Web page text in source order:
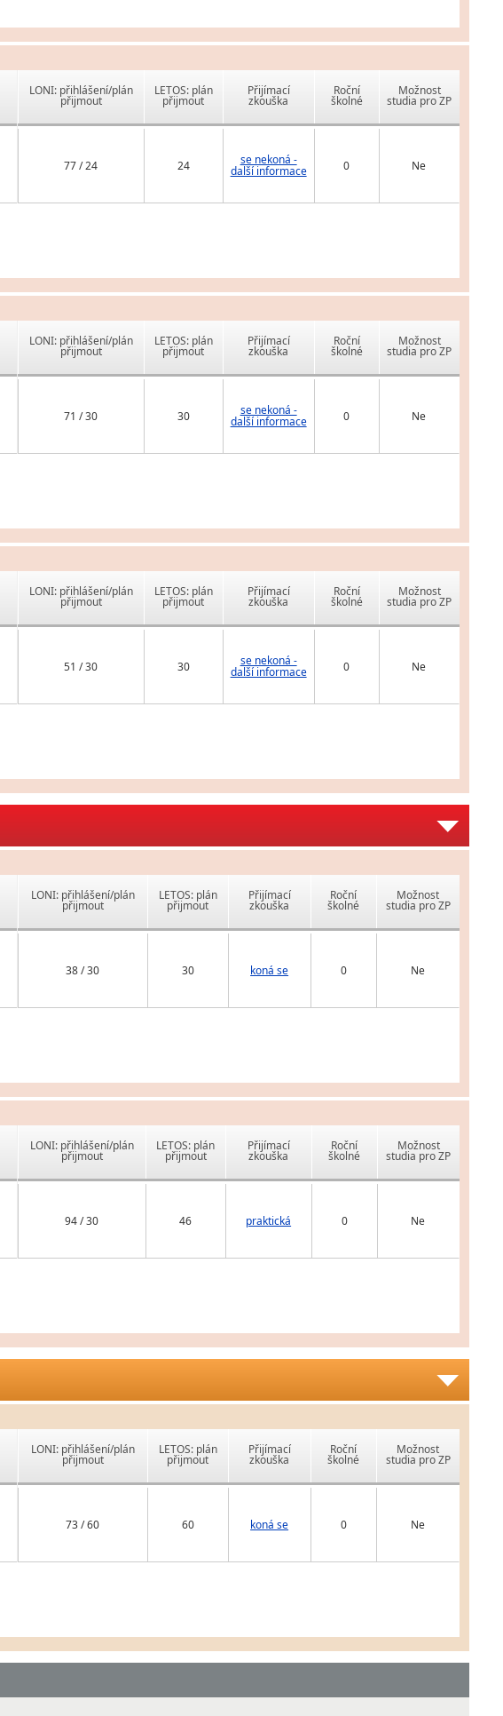
LONI: přihlášení/plán
přijmout
LETOS: plán
přijmout
Přijímací
zkouška
Roční
školné
Možnost
studia pro ZP
77 / 24 24 se nekoná -
další informace 0 Ne
LONI: přihlášení/plán
přijmout
LETOS: plán
přijmout
Přijímací
zkouška
Roční
školné
Možnost
studia pro ZP
71 / 30 30 se nekoná -
další informace 0 Ne
LONI: přihlášení/plán
přijmout
LETOS: plán
přijmout
Přijímací
zkouška
Roční
školné
Možnost
studia pro ZP
51 / 30 30 se nekoná -
další informace 0 Ne
LONI: přihlášení/plán
přijmout
LETOS: plán
přijmout
Přijímací
zkouška
Roční
školné
Možnost
studia pro ZP
38 / 30 30 koná se 0 Ne
LONI: přihlášení/plán
přijmout
LETOS: plán
přijmout
Přijímací
zkouška
Roční
školné
Možnost
studia pro ZP
94 / 30 46 praktická 0 Ne
LONI: přihlášení/plán
přijmout
LETOS: plán
přijmout
Přijímací
zkouška
Roční
školné
Možnost
studia pro ZP
73 / 60 60 koná se 0 Ne